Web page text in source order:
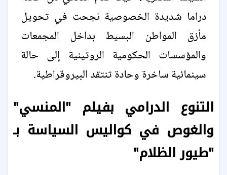
دراما شديدة الخصوصية نجحت في تحويل
مأزق المواطن البسيط بداخل المجمعات
والمؤسسات الحكومية الروتينية إلى حالة
سينمائية ساخرة وحادة تنتقد البيروقراطية.
التنوع الدرامي بفيلم "المنسي"
والغوص في كواليس السياسة بـ
"طيور الظلام"